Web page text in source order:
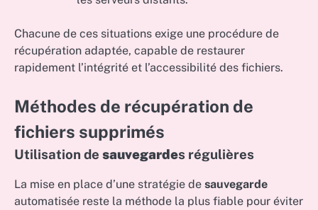
Chacune de ces situations exige une procédure de
récupération adaptée, capable de restaurer
rapidement l’intégrité et l’accessibilité des fichiers.
Méthodes de récupération de
fichiers supprimés
Utilisation de sauvegardes régulières
La mise en place d’une stratégie de sauvegarde
automatisée reste la méthode la plus fiable pour éviter